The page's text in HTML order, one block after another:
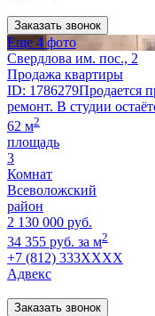
Заказать звонок
Еще 4 фото
Свердлова им. пос., 2
Продажа квартиры
ID: 1786279Продается
ремонт. В студии
62 м2
площадь
3
Комнат
Всеволожский
район
2 130 000 руб.
34 355 руб. за м2
+7 (812) 333XXXX
Адвекс
Заказать звонок